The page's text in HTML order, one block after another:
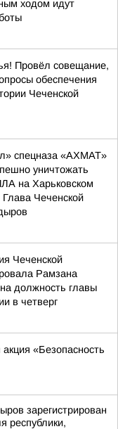
ходом идут
Провёл совещание,
обеспечения
Чеченской
спецназа «АХМАТ»
уничтожать
на Харьковском
Чеченской
Чеченской
Рамзана
должность главы
в четверг
«Безопасность
зарегистрирован
республики,